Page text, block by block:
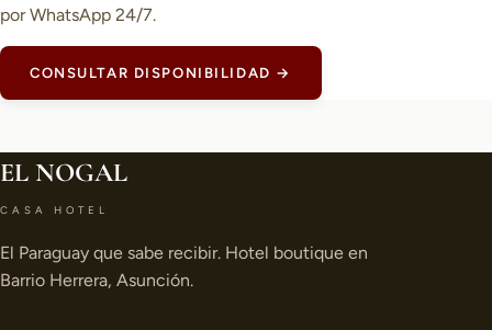
por WhatsApp 24/7.
CONSULTAR DISPONIBILIDAD →
EL NOGAL
CASA HOTEL
El Paraguay que sabe recibir. Hotel boutique en
Barrio Herrera, Asunción.